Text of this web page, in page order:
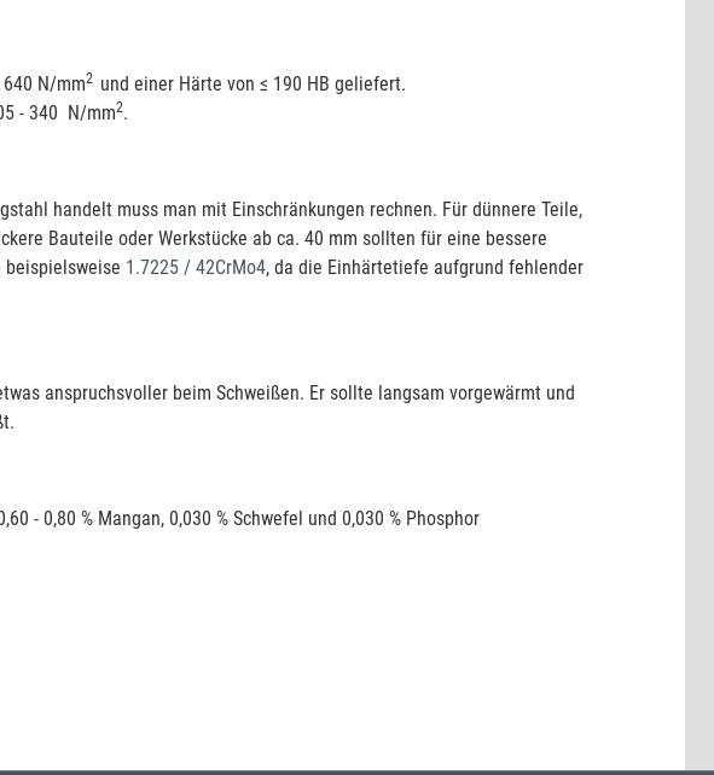
N/mm2 und einer Härte von ≤ 190 HB geliefert.
- 340 N/mm2.
handelt muss man mit Einschränkungen rechnen. Für dünnere Teile,
Bauteile oder Werkstücke ab ca. 40 mm sollten für eine bessere
beispielsweise 1.7225 / 42CrMo4, da die Einhärtetiefe aufgrund fehlender
anspruchsvoller beim Schweißen. Er sollte langsam vorgewärmt und
- 0,80 % Mangan, 0,030 % Schwefel und 0,030 % Phosphor